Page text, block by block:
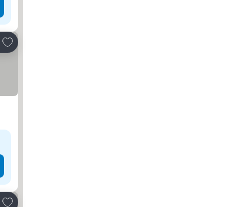
Legg til i favoritter
Legg til i favoritter